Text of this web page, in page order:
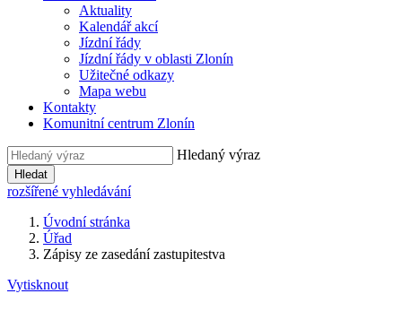
Aktuality
Kalendář akcí
Jízdní řády
Jízdní řády v oblasti Zlonín
Užitečné odkazy
Mapa webu
Kontakty
Komunitní centrum Zlonín
Hledaný výraz
Hledat
rozšířené vyhledávání
Úvodní stránka
Úřad
Zápisy ze zasedání zastupitestva
Vytisknout